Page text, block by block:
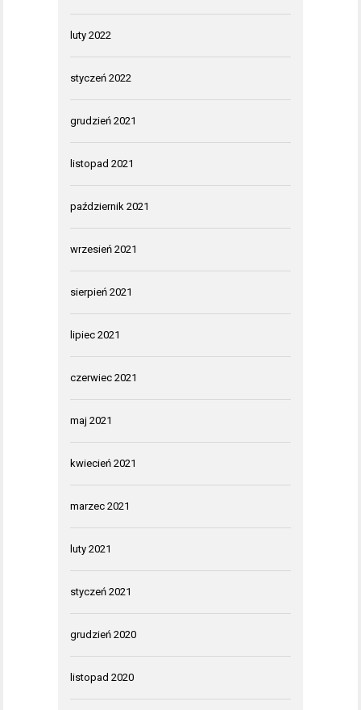
luty 2022
styczeń 2022
grudzień 2021
listopad 2021
październik 2021
wrzesień 2021
sierpień 2021
lipiec 2021
czerwiec 2021
maj 2021
kwiecień 2021
marzec 2021
luty 2021
styczeń 2021
grudzień 2020
listopad 2020